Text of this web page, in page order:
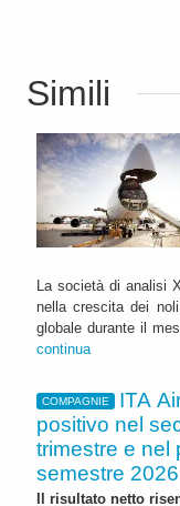
Simili
La società di analisi
nella crescita dei
globale durante il
continua
COMPAGNIE
ITA
positivo nel
trimestre e nel
semestre 2026
Il risultato netto